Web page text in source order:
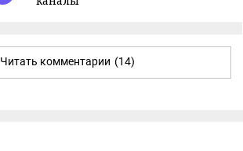
Читать комментарии (14)